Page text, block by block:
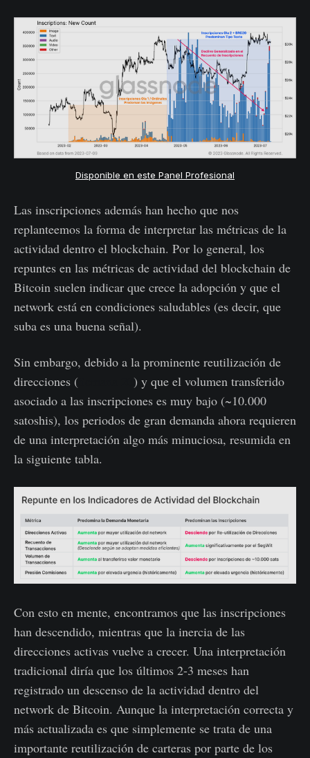
Disponible en este Panel Profesional
Las inscripciones además han hecho que nos
replanteemos la forma de interpretar las métricas de la
actividad dentro el blockchain. Por lo general, los
repuntes en las métricas de actividad del blockchain de
Bitcoin suelen indicar que crece la adopción y que el
network está en condiciones saludables (es decir, que
suba es una buena señal).
Sin embargo, debido a la prominente reutilización de
direcciones (
) y que el volumen transferido
asociado a las inscripciones es muy bajo (~10.000
satoshis), los periodos de gran demanda ahora requieren
de una interpretación algo más minuciosa, resumida en
la siguiente tabla.
Con esto en mente, encontramos que las inscripciones
han descendido, mientras que la inercia de las
direcciones activas vuelve a crecer. Una interpretación
tradicional diría que los últimos 2-3 meses han
registrado un descenso de la actividad dentro del
network de Bitcoin. Aunque la interpretación correcta y
más actualizada es que simplemente se trata de una
importante reutilización de carteras por parte de los